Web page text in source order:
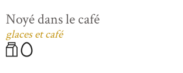
Noyé dans le café
glaces et café